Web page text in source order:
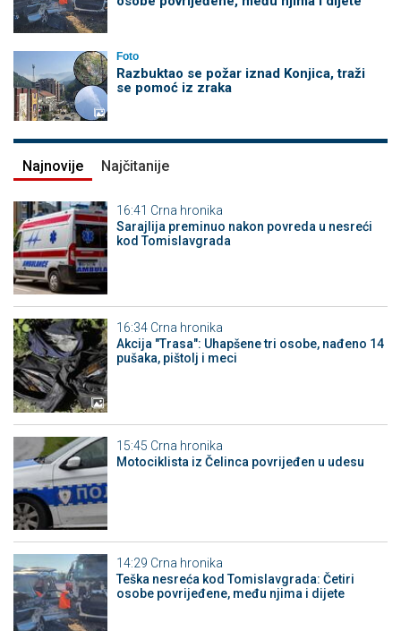
Foto
Razbuktao se požar iznad Konjica, traži
se pomoć iz zraka
Najnovije Najčitanije
16:41 Crna hronika
Sarajlija preminuo nakon povreda u nesreći
kod Tomislavgrada
16:34 Crna hronika
Akcija "Trasa": Uhapšene tri osobe, nađeno 14
pušaka, pištolj i meci
15:45 Crna hronika
Motociklista iz Čelinca povrijeđen u udesu
14:29 Crna hronika
Teška nesreća kod Tomislavgrada: Četiri
osobe povrijeđene, među njima i dijete